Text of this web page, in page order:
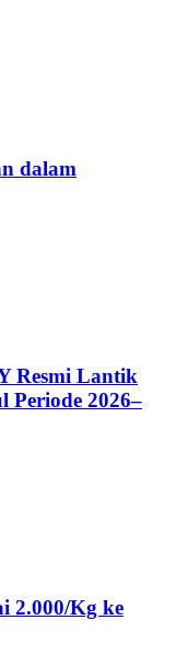
dalam
Resmi Lantik
Periode 2026–
2.000/Kg ke